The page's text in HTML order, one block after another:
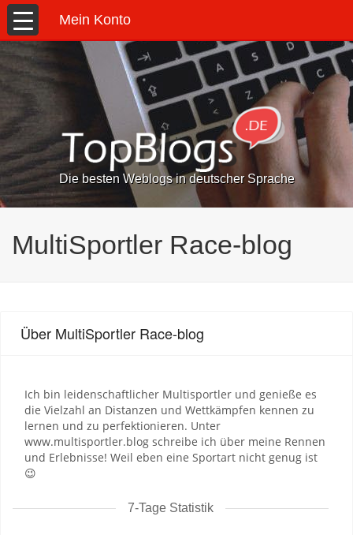
Mein Konto
Die besten Weblogs in deutscher Sprache
MultiSportler Race-blog
Über MultiSportler Race-blog
Ich bin leidenschaftlicher Multisportler und genieße es
die Vielzahl an Distanzen und Wettkämpfen kennen zu
lernen und zu perfektionieren. Unter
www.multisportler.blog schreibe ich über meine Rennen
und Erlebnisse! Weil eben eine Sportart nicht genug ist
😉
7-Tage Statistik